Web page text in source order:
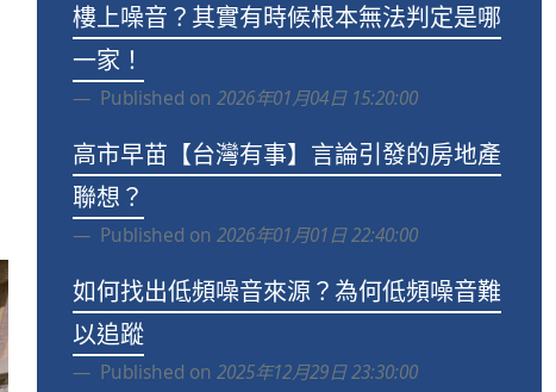
樓上噪音？其實有時候根本無法判定是哪
一家！
Published on 2026年01月04日 15:20:00
高市早苗【台灣有事】言論引發的房地產
聯想？
Published on 2026年01月01日 22:40:00
如何找出低頻噪音來源？為何低頻噪音難
以追蹤
Published on 2025年12月29日 23:30:00